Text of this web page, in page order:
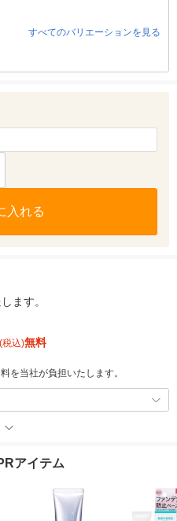
すべてのバリエーションを見る
入れる
ます。
(税込)無料
を当社が負担いたします。
アイテム